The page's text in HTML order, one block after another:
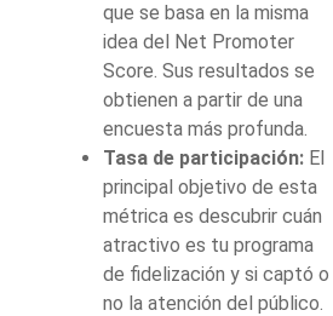
que se basa en la misma
idea del Net Promoter
Score. Sus resultados se
obtienen a partir de una
encuesta más profunda.
Tasa de participación: El
principal objetivo de esta
métrica es descubrir cuán
atractivo es tu programa
de fidelización y si captó o
no la atención del público.